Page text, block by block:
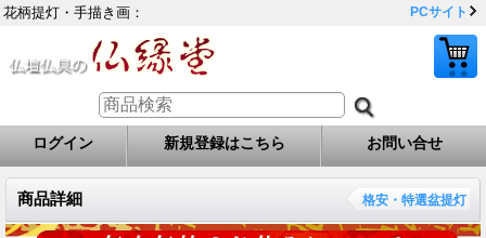
花柄提灯・手描き画： PCサイト
ログイン 新規登録はこちら お問い合せ
商品詳細 格安・特選盆提灯